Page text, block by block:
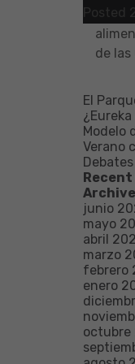
Posted
de las
de las
El
Modelo
Verano
junio
mayo
abril
marzo
febrero
enero
octubre